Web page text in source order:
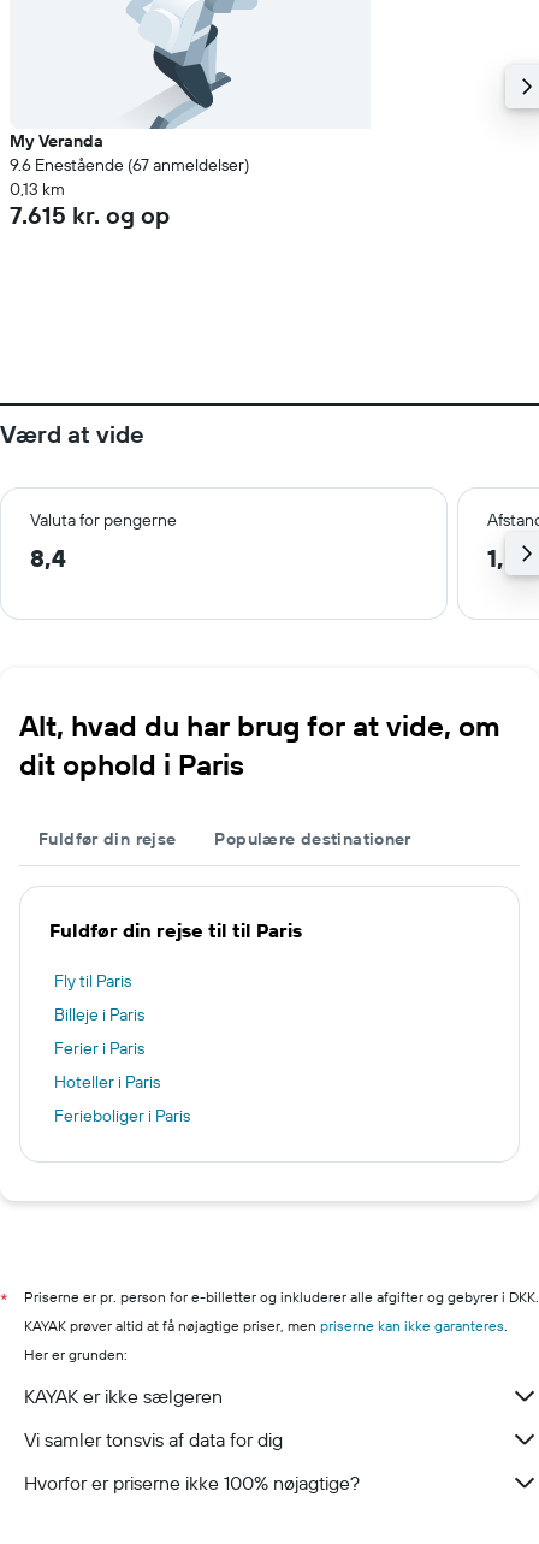
My Veranda
9.6 Enestående (67 anmeldelser)
0,13 km
7.615 kr. og op
Værd at vide
Valuta for pengerne
8,4 1,5
Alt, hvad du har brug for at vide, om
dit ophold i Paris
Fuldfør din rejse Populære destinationer
Fuldfør din rejse til til Paris
Fly til Paris
Billeje i Paris
Ferier i Paris
Hoteller i Paris
Ferieboliger i Paris
*
Priserne er pr. person for e-billetter og inkluderer alle afgifter og gebyrer i DKK.
KAYAK prøver altid at få nøjagtige priser, men priserne kan ikke garanteres.
Her er grunden:
KAYAK er ikke sælgeren
Vi samler tonsvis af data for dig
Hvorfor er priserne ikke 100% nøjagtige?